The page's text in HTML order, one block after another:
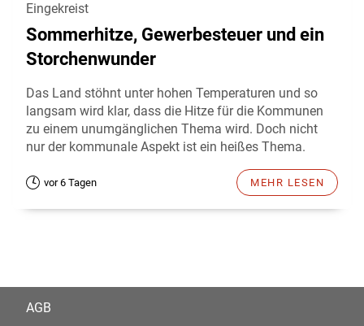
Eingekreist
Sommerhitze, Gewerbesteuer und ein
Storchenwunder
Das Land stöhnt unter hohen Temperaturen und so
langsam wird klar, dass die Hitze für die Kommunen
zu einem unumgänglichen Thema wird. Doch nicht
nur der kommunale Aspekt ist ein heißes Thema.
vor 6 Tagen MEHR LESEN
AGB